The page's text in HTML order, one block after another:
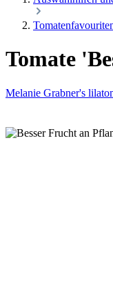
Tomate
Melanie Grabner's